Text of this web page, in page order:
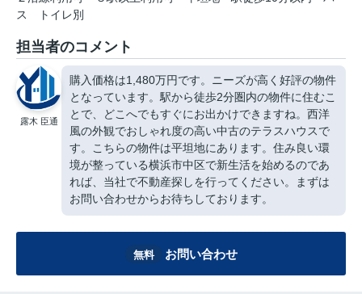
ス
トイレ別
担当者のコメント
露木 臣通
購入価格は1,480万円です。ニーズが高く好評の物件
となっています。駅から徒歩2分圏内の物件に住むこ
とで、どこへでもすぐにお出かけできますね。西洋
風の外観でおしゃれ度の高い中古のテラスハウスで
す。こちらの物件は平坦地にあります。住み良い環
境が整っている横浜市中区で新生活を始めるのであ
れば、当社で不動産探しを行ってください。まずは
お問い合わせからお待ちしております。
無料 お問い合わせ